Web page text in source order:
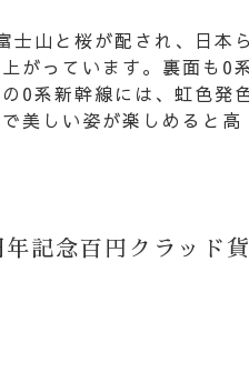
士山と桜が配され、日本
がっています。裏面も0
0系新幹線には、虹色発
美しい姿が楽しめると高
記念百円クラッド